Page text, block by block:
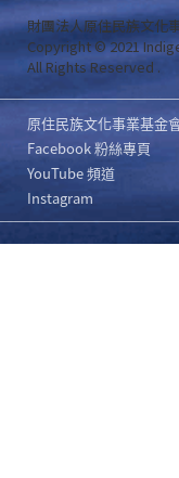
財團法人原住民族文化
Copyright © 2021
All Rights Reserved .
原住民族文化事業基金
Facebook 粉絲專頁
YouTube 頻道
Instagram